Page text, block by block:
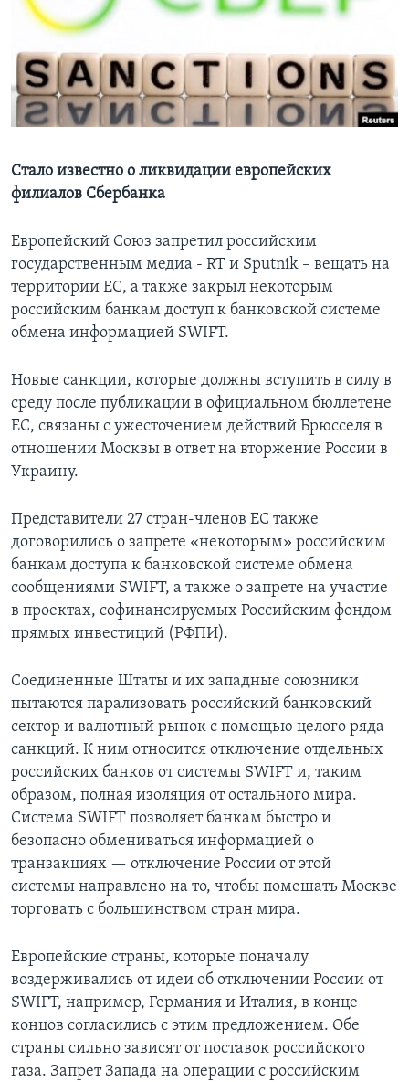
Learning English
СОЦИАЛЬНЫЕ СЕТИ
Языки
Стало известно о ликвидации европейских
филиалов Сбербанка
Европейский Cоюз запретил российским
государственным медиа - RT и Sputnik – вещать на
территории ЕС, а также закрыл некоторым
российским банкам доступ к банковской системе
обмена информацией SWIFT.
Новые санкции, которые должны вступить в силу в
среду после публикации в официальном бюллетене
ЕС, связаны с ужесточением действий Брюсселя в
отношении Москвы в ответ на вторжение России в
Украину.
Представители 27 стран-членов ЕС также
договорились о запрете «некоторым» российским
банкам доступа к банковской системе обмена
сообщениями SWIFT, а также о запрете на участие
в проектах, софинансируемых Российским фондом
прямых инвестиций (РФПИ).
Соединенные Штаты и их западные союзники
пытаются парализовать российский банковский
сектор и валютный рынок с помощью целого ряда
санкций. К ним относится отключение отдельных
российских банков от системы SWIFT и, таким
образом, полная изоляция от остального мира.
Система SWIFT позволяет банкам быстро и
безопасно обмениваться информацией о
транзакциях — отключение России от этой
системы направлено на то, чтобы помешать Москве
торговать с большинством стран мира.
Европейские страны, которые поначалу
воздерживались от идеи об отключении России от
SWIFT, например, Германия и Италия, в конце
концов согласились с этим предложением. Обе
страны сильно зависят от поставок российского
газа. Запрет Запада на операции с российским